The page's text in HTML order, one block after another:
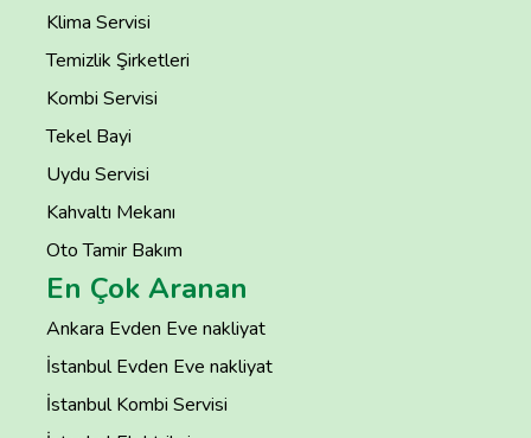
Klima Servisi
Temizlik Şirketleri
Kombi Servisi
Tekel Bayi
Uydu Servisi
Kahvaltı Mekanı
Oto Tamir Bakım
En Çok Aranan
Ankara Evden Eve nakliyat
İstanbul Evden Eve nakliyat
İstanbul Kombi Servisi